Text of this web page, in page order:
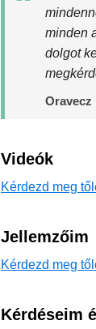
minden
dolgot
Oravecz
Videók
Kérdezd meg
Jellemzőim
Kérdezd meg
Kérdéseim